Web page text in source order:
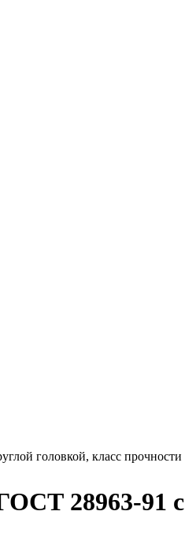
головкой, класс прочности
28963-91